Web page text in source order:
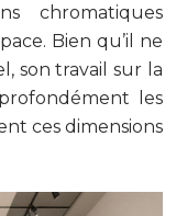
chromatiques
Bien qu’il ne
son travail sur la
les
ces dimensions